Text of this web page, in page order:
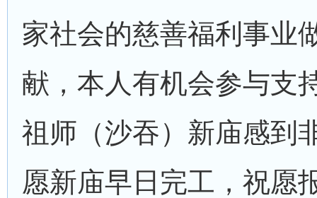
家社会的慈善福利事业
献，本人有机会参与支
祖师（沙吞）新庙感到
愿新庙早日完工，祝愿